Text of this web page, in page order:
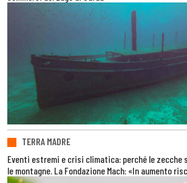
TERRA MADRE
Eventi estremi e crisi climatica: perché le zecche
le montagne. La Fondazione Mach: «In aumento